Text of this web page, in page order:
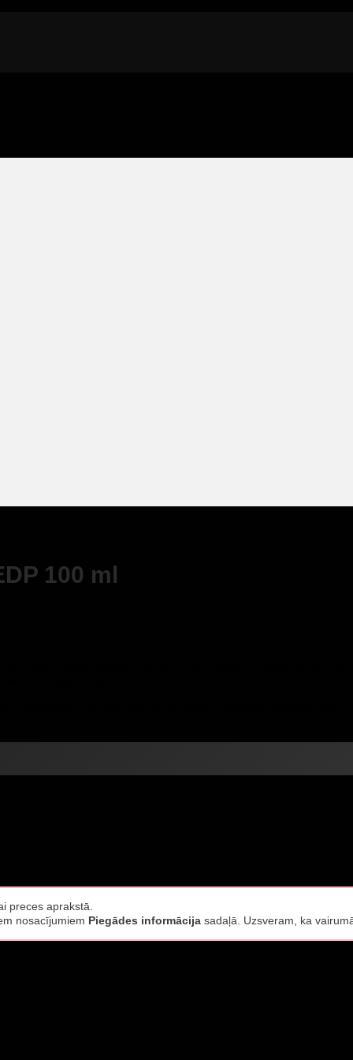
100 ml
preces aprakstā.
nosacījumiem Piegādes informācija sadaļā. Uzsveram, ka